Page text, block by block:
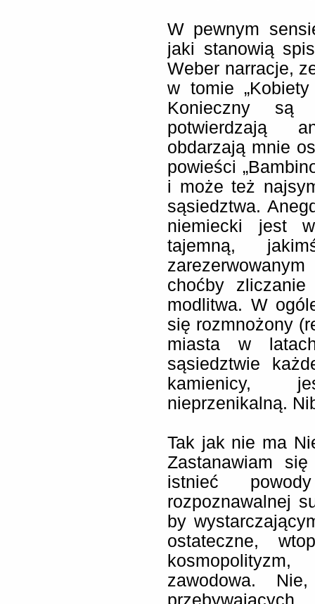
W pewnym
jaki stanowią
Weber narracje,
w tomie
Konieczny są
potwierdzają
obdarzają mnie
powieści
i może też
sąsiedztwa.
niemiecki jest
tajemną,
choćby zliczanie
modlitwa. W
się rozmnożony
miasta w
sąsiedztwie
kamienicy,
nieprzenikalną.
Tak jak nie ma
Zastanawiam
istnieć
rozpoznawalnej
by
ostateczne,
zawodowa.